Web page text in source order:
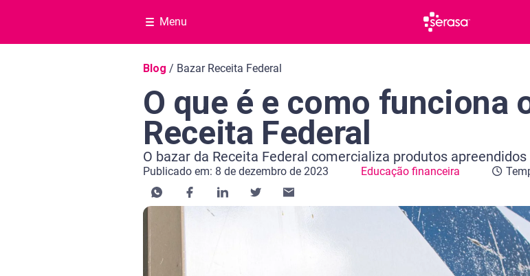
Menu
Navegação do blog
Blog / Bazar Receita Federal
O que é e como funciona
Receita Federal
O bazar da Receita Federal comercializa produtos
Publicado em: 8 de dezembro de 2023 Educação financeira
Categoria Educação financeira
Tempo de leitura: 3 minutos